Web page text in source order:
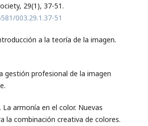
29(1), 37-51.
003.29.1.37-51
a la teoría de la imagen.
gestión profesional de la imagen
La armonía en el color. Nuevas
la combinación creativa de colores.